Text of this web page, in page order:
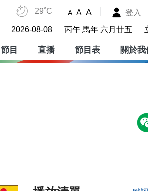
29˚C A A A 登入
2026-08-08 丙午 馬年 六月廿五
節目 直播 節目表 關於我